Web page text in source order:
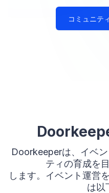
コミュニテ
Doorkeeperは、イベ
ティの育成を
します。イベント運営
は以